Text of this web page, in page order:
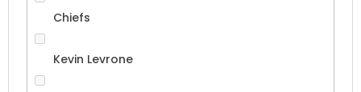
Chiefs
Kevin Levrone